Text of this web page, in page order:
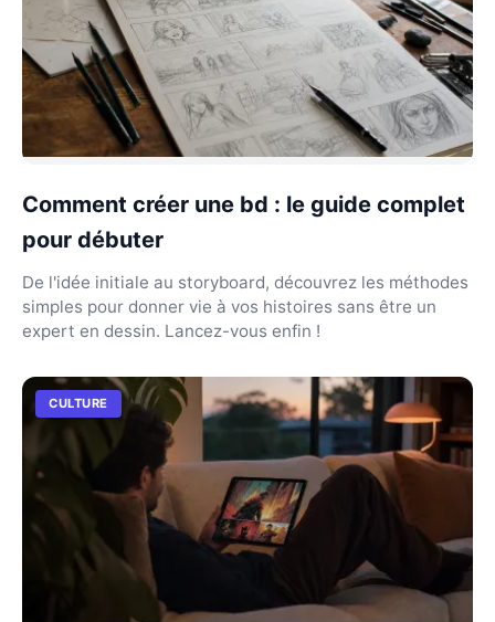
Comment créer une bd : le guide complet
pour débuter
De l'idée initiale au storyboard, découvrez les méthodes
simples pour donner vie à vos histoires sans être un
expert en dessin. Lancez-vous enfin !
CULTURE